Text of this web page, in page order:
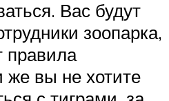
Вас будут
зоопарка,
правила
же вы не хотите